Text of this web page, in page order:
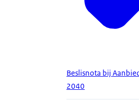
Beslisnota bij
2040